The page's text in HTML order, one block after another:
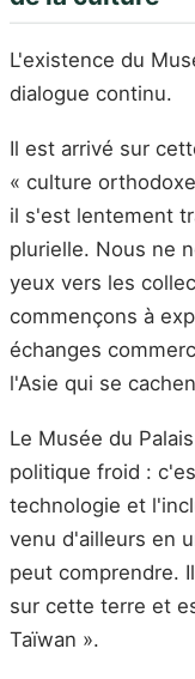
L'existence du
dialogue continu.
Il est arrivé sur
« culture
il s'est lentement
plurielle. Nous ne
yeux vers les
commençons à
échanges
l'Asie qui se
Le Musée du
politique froid :
technologie et
venu d'ailleurs en
peut comprendre.
sur cette terre et
Taïwan ».